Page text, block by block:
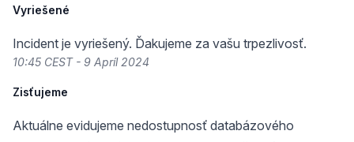
Vyriešené
Incident je vyriešený. Ďakujeme za vašu trpezlivosť.
10:45 CEST - 9 Apríl 2024
Zisťujeme
Aktuálne evidujeme nedostupnosť databázového